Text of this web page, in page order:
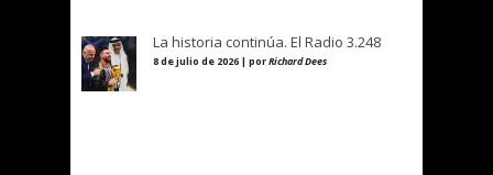
La historia continúa. El Radio 3.248
8 de julio de 2026 | porRichard Dees